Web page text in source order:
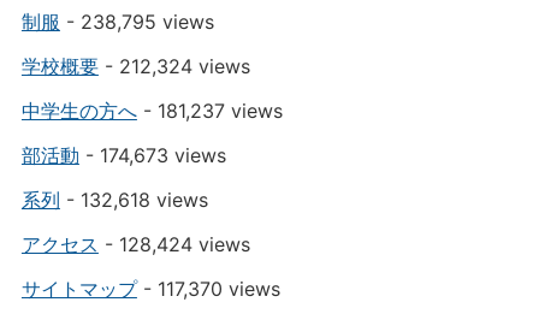
制服 - 238,795 views
学校概要- 212,324 views
中学生の方へ- 181,237 views
部活動 - 174,673 views
系列 - 132,618 views
アクセス - 128,424 views
サイトマップ- 117,370 views